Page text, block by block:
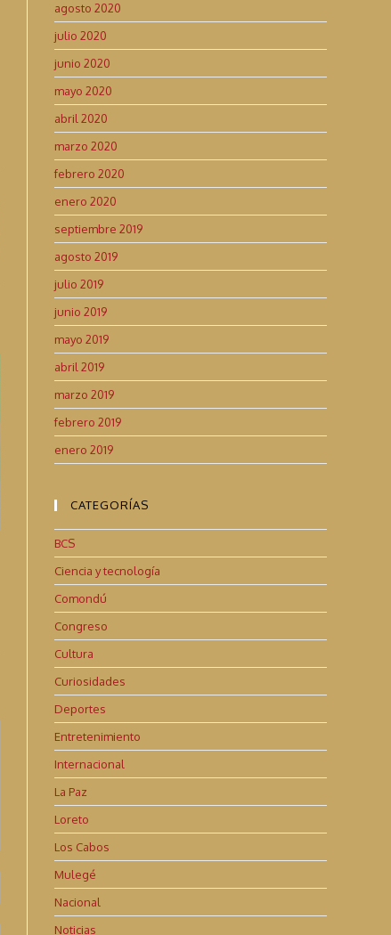
agosto 2020
julio 2020
junio 2020
mayo 2020
abril 2020
marzo 2020
febrero 2020
enero 2020
septiembre 2019
agosto 2019
julio 2019
junio 2019
mayo 2019
abril 2019
marzo 2019
febrero 2019
enero 2019
CATEGORÍAS
BCS
Ciencia y tecnología
Comondú
Congreso
Cultura
Curiosidades
Deportes
Entretenimiento
Internacional
La Paz
Loreto
Los Cabos
Mulegé
Nacional
Noticias